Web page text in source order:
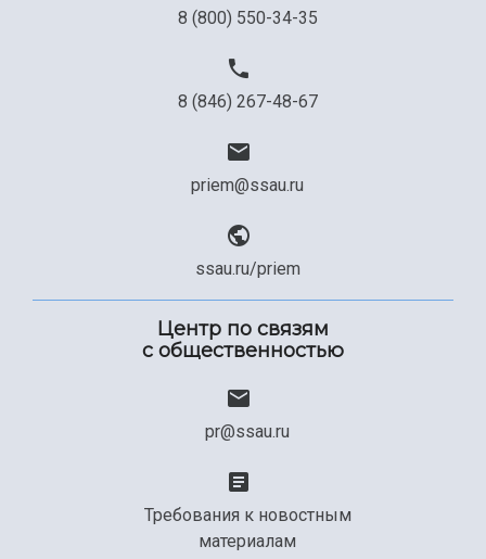
8 (800) 550-34-35
8 (846) 267-48-67
priem@ssau.ru
ssau.ru/priem
Центр по связям
с общественностью
pr@ssau.ru
Требования к новостным
материалам